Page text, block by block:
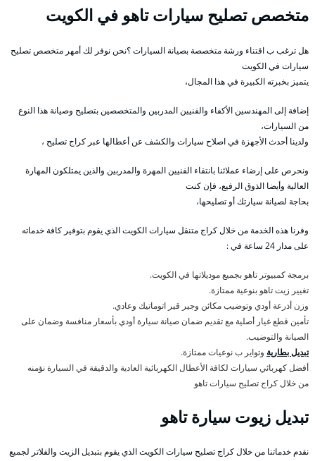
متخصص تصليح سيارات تاهو في الكويت
هل ترغب ب اقتناء ورشة متخصصة بصيانة السيارات ؟نحن نوفر لك أمهر متخصص تصليح
سيارات في الكويت
يتميز بخبرته الكبيرة في هذا المجال،
إضافة إلى المهندسين الأكفاء والفنيين المدربين والمتخصصين بتصليح وصيانة هذا النوع
من السيارات،
ولدينا أحدث الأجهزة في اصلاح سيارات والكشف عن أعطالها عبر كراج تصليح ،
ونحرص على إرضاء عملائنا بانتقاء الفنيين المهرة والمدربين والذين يمتلكون المهارة
العالية وأيضا الذوق الرفيع، فإن كنت
بحاجة لصيانة سيارتك أو تصليحها،
وفرنا هذه الخدمة من خلال كراج متنقل سيارات الكويت الذي يقوم بتوفير كافة خدماته
على مدار 24 ساعة في :
برمجة كمبيوتر تاهو بجميع موديلاتها في الكويت.
تغيير زيت تاهو بنوعية ممتازة.
وزن أذرعة أودي وتوضيب مكائن وجير قير اتوماتيك وعادي.
تأمين قطع غيار أصلية مع تقديم ضمان صيانة سيارة أودي بأسعار منافسة وضمان على
الصيانة والتوضيب.
تبديل بطارية وتواير ب نوعيات ممتازة.
أفضل كهربائي سيارات لكافة الأعطال الكهربائية العادية والدقيقة في السيارة نؤمنه
من خلال كراج تصليح سيارات تاهو
تبديل زيوت سيارة تاهو
نقدم خدماتنا من خلال كراج تصليح سيارات الكويت الذي يقوم بتبديل الزيت والفلاتر لجميع